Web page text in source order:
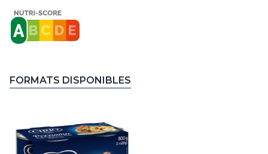
FORMATS DISPONIBLES